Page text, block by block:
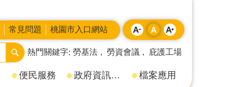
常見問題 桃園市入口網站
熱門關鍵字 勞基法 勞資會議 庇護工場
便民服務 政府資訊公開 檔案應用